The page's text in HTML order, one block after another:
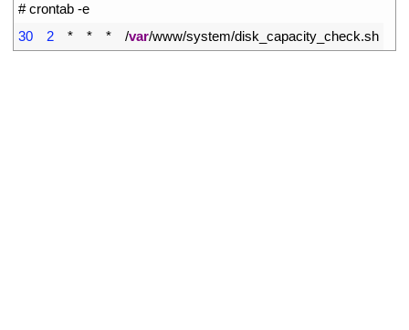
# crontab -e
30
2 * * * /var/www/system/disk_capacity_check.sh